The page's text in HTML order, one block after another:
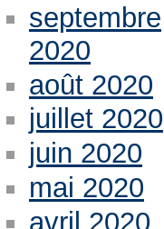
septembre
2020
août 2020
juillet 2020
juin 2020
mai 2020
avril 2020